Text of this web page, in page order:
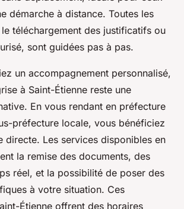
démarche à distance. Toutes les
téléchargement des justificatifs ou
sont guidées pas à pas.
un accompagnement personnalisé,
à Saint-Étienne reste une
En vous rendant en préfecture
préfecture locale, vous bénéficiez
directe. Les services disponibles en
la remise des documents, des
réel, et la possibilité de poser des
à votre situation. Ces
Étienne offrent des horaires